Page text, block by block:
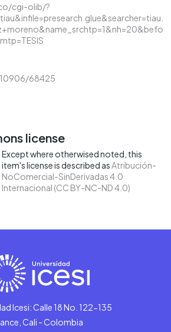
cgi-olib/?
68425
license
Except where otherwised noted, this
item's license is described asAtribución-
NoComercial-SinDerivadas 4.0
Internacional (CC BY-NC-ND 4.0)
Icesi: Calle 18 No. 122-135
Cali - Colombia